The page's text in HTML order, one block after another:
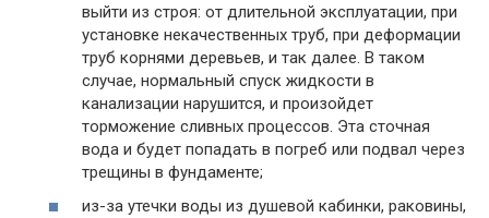
выйти из строя: от длительной эксплуатации, при
установке некачественных труб, при деформации
труб корнями деревьев, и так далее. В таком
случае, нормальный спуск жидкости в
канализации нарушится, и произойдет
торможение сливных процессов. Эта сточная
вода и будет попадать в погреб или подвал через
трещины в фундаменте;
из-за утечки воды из душевой кабинки, раковины,